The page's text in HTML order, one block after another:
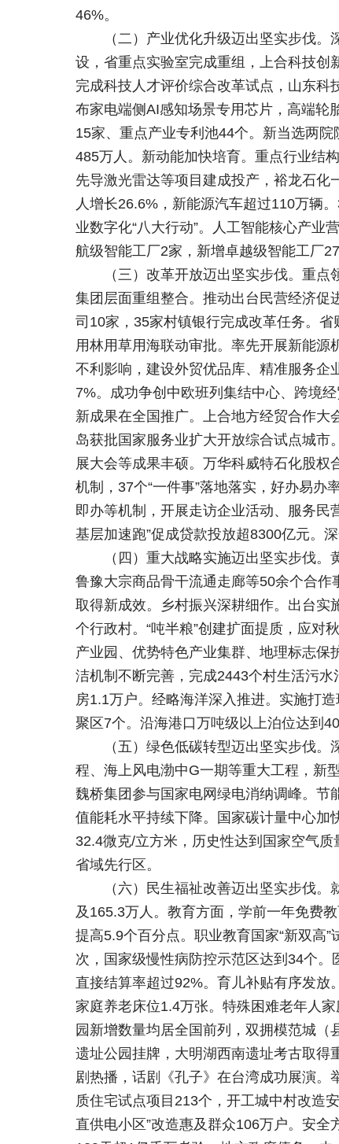
46%。
（二）产业优化升级迈出坚实步伐
设，省重点实验室完成重组，上合科技创
完成科技人才评价综合改革试点，山东
布家电端侧AI感知场景专用芯片，高端轮
15家、重点产业专利池44个。新当选两
485万人。新动能加快培育。重点行业结
先导激光雷达等项目建成投产，裕龙石
人增长26.6%，新能源汽车超过110万辆
业数字化“八大行动”。人工智能核心产
航级智能工厂2家，新增卓越级智能工厂
（三）改革开放迈出坚实步伐。重
集团层面重组整合。推动出台民营经济促
司10家，35家村镇银行完成改革任务。
用林用草用海联动审批。率先开展新能
不利影响，建设外贸优品库、精准服务企
7%。成功争创中欧班列集结中心、跨境
新成果在全国推广。上合地方经贸合作
岛获批国家服务业扩大开放综合试点城市
展大会等成果丰硕。万华科威特石化股权
机制，37个“一件事”落地落实，好办易办
即办等机制，开展走访企业活动、服务民
基层加速跑”促成贷款投放超8300亿元。
（四）重大战略实施迈出坚实步伐
鲁豫大宗商品骨干流通走廊等50余个合
取得新成效。乡村振兴深耕细作。出台实
个行政村。“吨半粮”创建扩面提质，应对
产业园、优势特色产业集群、地理标志保
洁机制不断完善，完成2443个村生活污
房1.1万户。经略海洋深入推进。实施打
聚区7个。沿海港口万吨级以上泊位达到
（五）绿色低碳转型迈出坚实步伐
程、海上风电渤中G一期等重大工程，新
魏桥集团参与国家电网绿电消纳调峰。节
值能耗水平持续下降。国家碳计量中心加
32.4微克/立方米，历史性达到国家空气
省域先行区。
（六）民生福祉改善迈出坚实步伐
及165.3万人。教育方面，学前一年免费
提高5.9个百分点。职业教育国家“新双高
次，国家级慢性病防控示范区达到34个
直接结算率超过92%。育儿补贴有序发
家庭养老床位1.4万张。特殊困难老年人
园新增数量均居全国前列，双拥模范城（
遗址公园挂牌，大明湖西南遗址考古取得
剧热播，话剧《孔子》在台湾成功展演。
质住宅试点项目213个，开工城中村改造
直供电小区”改造惠及群众106万户。安